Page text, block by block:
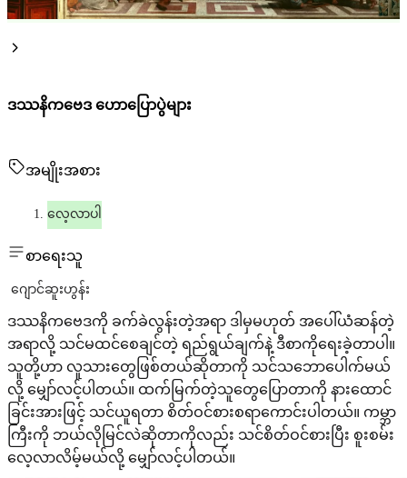
ဒဿနိကဗေဒ ဟောပြောပွဲများ
အမျိုးအစား
လေ့လာပါ
စာရေးသူ
ဂျောင်ဆူးဟွန်း
ဒဿနိကဗေဒကို ခက်ခဲလွန်းတဲ့အရာ ဒါမှမဟုတ် အပေါ်ယံဆန်တဲ့
အရာလို့ သင်မထင်စေချင်တဲ့ ရည်ရွယ်ချက်နဲ့ ဒီစာကိုရေးခဲ့တာပါ။
သူတို့ဟာ လူသားတွေဖြစ်တယ်ဆိုတာကို သင်သဘောပေါက်မယ်
လို့ မျှော်လင့်ပါတယ်။ ထက်မြက်တဲ့သူတွေပြောတာကို နားထောင်
ခြင်းအားဖြင့် သင်ယူရတာ စိတ်ဝင်စားစရာကောင်းပါတယ်။ ကမ္ဘာ
ကြီးကို ဘယ်လိုမြင်လဲဆိုတာကိုလည်း သင်စိတ်ဝင်စားပြီး စူးစမ်း
လေ့လာလိမ့်မယ်လို့ မျှော်လင့်ပါတယ်။